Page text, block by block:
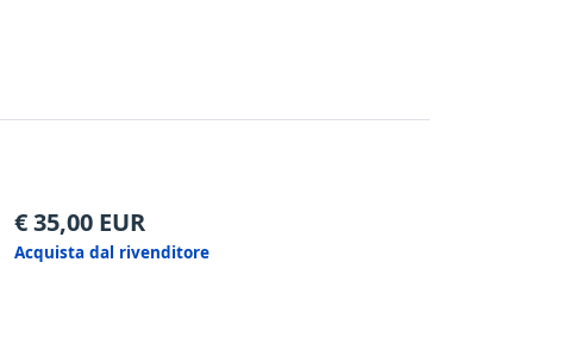
€35,00 EUR
Acquista dal rivenditore